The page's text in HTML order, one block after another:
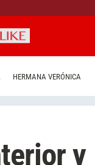
HERMANA VERÓNICA
y